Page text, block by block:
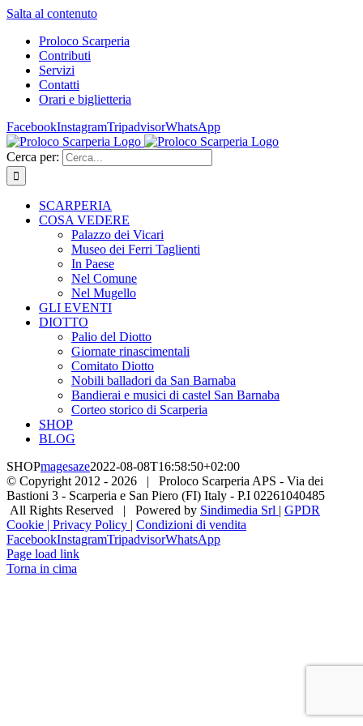
Salta al contenuto
Proloco Scarperia
Contributi
Servizi
Contatti
Orari e biglietteria
FacebookInstagramTripadvisorWhatsApp
Cerca per:
SCARPERIA
COSA VEDERE
Palazzo dei Vicari
Museo dei Ferri Taglienti
In Paese
Nel Comune
Nel Mugello
GLI EVENTI
DIOTTO
Palio del Diotto
Giornate rinascimentali
Comitato Diotto
Nobili balladori da San Barnaba
Bandierai e musici di castel San Barnaba
Corteo storico di Scarperia
SHOP
BLOG
SHOPmagesaze2022-08-08T16:58:50+02:00
© Copyright 2012 - 2026 | Proloco Scarperia APS - Via dei
Bastioni 3 - Scarperia e San Piero (FI) Italy - P.I 02261040485
All Rights Reserved | Powered by Sindimedia Srl | GPDR
Cookie | Privacy Policy | Condizioni di vendita
FacebookInstagramTripadvisorWhatsApp
Page load link
Torna in cima